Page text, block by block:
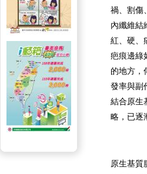
禍、割傷
內纖維結
紅、硬、
疤痕邊綠
的地方，
發率與副
結合原生
略，已逐
原生基質